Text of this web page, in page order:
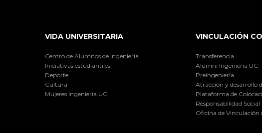
VIDA UNIVERSITARIA
Centro de Alumnos de Ingeniería
Iniciativas estudiantiles
Deporte
Cultura
Mujeres Ingeniería UC
VINCULACIÓN
Transferencia
Alumni Ingeniería UC
Preingeniería
Atracción y desarrollo
Plataforma de
Responsabilidad Social
Oficina de Vinculación